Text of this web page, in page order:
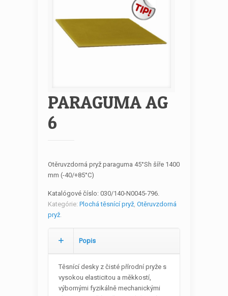
PARAGUMA AG
6
Otěruvzdorná pryž paraguma 45°Sh šíře 1400
mm (-40/+85°C)
Katalógové číslo: 030/140-N0045-796.
Kategórie: Plochá těsnící pryž, Otěruvzdorná
pryž.
Popis
Těsnící desky z čisté přírodní pryže s
vysokou elasticitou a měkkostí,
výbornými fyzikálně mechanickými